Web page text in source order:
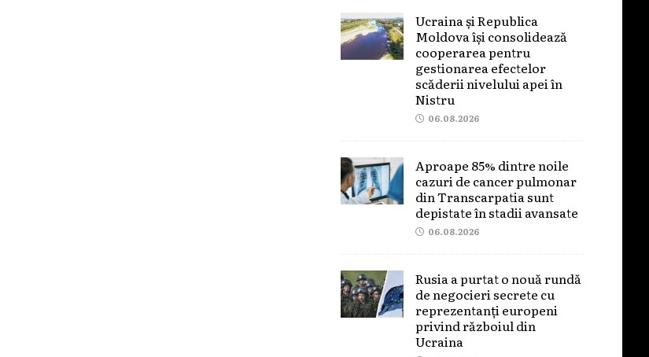
Ucraina și Republica
Moldova își consolidează
cooperarea pentru
gestionarea efectelor
scăderii nivelului apei în
Nistru
06.08.2026
Aproape 85% dintre noile
cazuri de cancer pulmonar
din Transcarpatia sunt
depistate în stadii avansate
06.08.2026
Rusia a purtat o nouă rundă
de negocieri secrete cu
reprezentanți europeni
privind războiul din
Ucraina